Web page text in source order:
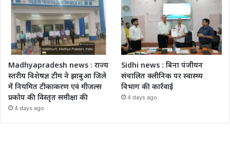
Madhyapradesh news : राज्य
स्तरीय विशेषज्ञ टीम ने झाबुआ जिले
में नियमित टीकाकरण एवं मीजल्स
प्रकोप की विस्तृत समीक्षा की
4 days ago
Sidhi news : बिना पंजीयन
संचालित क्लीनिक पर स्वास्थ्य
विभाग की कार्रवाई
4 days ago